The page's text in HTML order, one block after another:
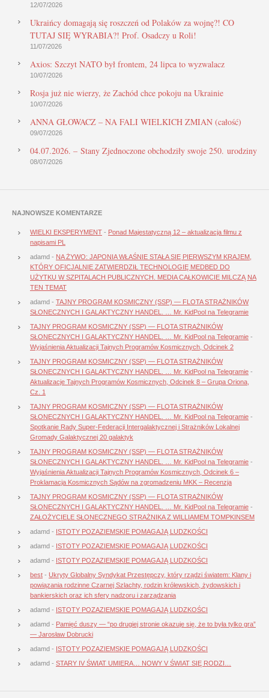
12/07/2026
Ukraińcy domagają się roszczeń od Polaków za wojnę?! CO
TUTAJ SIĘ WYRABIA?! Prof. Osadczy u Roli!
11/07/2026
Axios: Szczyt NATO był frontem, 24 lipca to wyzwalacz
10/07/2026
Rosja już nie wierzy, że Zachód chce pokoju na Ukrainie
10/07/2026
ANNA GŁOWACZ – NA FALI WIELKICH ZMIAN (całość)
09/07/2026
04.07.2026. – Stany Zjednoczone obchodziły swoje 250. urodziny
08/07/2026
NAJNOWSZE KOMENTARZE
WIELKI EKSPERYMENT - Ponad Majestatyczną 12 – aktualizacja filmu z
napisami PL
adamd - NA ŻYWO: JAPONIA WŁAŚNIE STAŁA SIĘ PIERWSZYM KRAJEM,
KTÓRY OFICJALNIE ZATWIERDZIŁ TECHNOLOGIĘ MEDBED DO
UŻYTKU W SZPITALACH PUBLICZNYCH. MEDIA CAŁKOWICIE MILCZĄ NA
TEN TEMAT
adamd - TAJNY PROGRAM KOSMICZNY (SSP) — FLOTA STRAŻNIKÓW
SŁONECZNYCH I GALAKTYCZNY HANDEL. … Mr. KidPool na Telegramie
TAJNY PROGRAM KOSMICZNY (SSP) — FLOTA STRAŻNIKÓW
SŁONECZNYCH I GALAKTYCZNY HANDEL. … Mr. KidPool na Telegramie -
Wyjaśnienia Aktualizacji Tajnych Programów Kosmicznych, Odcinek 2
TAJNY PROGRAM KOSMICZNY (SSP) — FLOTA STRAŻNIKÓW
SŁONECZNYCH I GALAKTYCZNY HANDEL. … Mr. KidPool na Telegramie -
Aktualizacje Tajnych Programów Kosmicznych, Odcinek 8 – Grupa Oriona,
Cz. 1
TAJNY PROGRAM KOSMICZNY (SSP) — FLOTA STRAŻNIKÓW
SŁONECZNYCH I GALAKTYCZNY HANDEL. … Mr. KidPool na Telegramie -
Spotkanie Rady Super-Federacji Intergalaktycznej i Strażników Lokalnej
Gromady Galaktycznej 20 galaktyk
TAJNY PROGRAM KOSMICZNY (SSP) — FLOTA STRAŻNIKÓW
SŁONECZNYCH I GALAKTYCZNY HANDEL. … Mr. KidPool na Telegramie -
Wyjaśnienia Aktualizacji Tajnych Programów Kosmicznych, Odcinek 6 –
Proklamacja Kosmicznych Sądów na zgromadzeniu MKK – Recenzja
TAJNY PROGRAM KOSMICZNY (SSP) — FLOTA STRAŻNIKÓW
SŁONECZNYCH I GALAKTYCZNY HANDEL. … Mr. KidPool na Telegramie -
ZAŁOŻYCIELE SŁONECZNEGO STRAŻNIKA Z WILLIAMEM TOMPKINSEM
adamd - ISTOTY POZAZIEMSKIE POMAGAJĄ LUDZKOŚCI
adamd - ISTOTY POZAZIEMSKIE POMAGAJĄ LUDZKOŚCI
adamd - ISTOTY POZAZIEMSKIE POMAGAJĄ LUDZKOŚCI
best - Ukryty Globalny Syndykat Przestępczy, który rządzi światem: Klany i
powiązania rodzinne Czarnej Szlachty, rodzin królewskich, żydowskich i
bankierskich oraz ich sfery nadzoru i zarządzania
adamd - ISTOTY POZAZIEMSKIE POMAGAJĄ LUDZKOŚCI
adamd - Pamięć duszy — “po drugiej stronie okazuje się, że to była tylko gra”
— Jarosław Dobrucki
adamd - ISTOTY POZAZIEMSKIE POMAGAJĄ LUDZKOŚCI
adamd - STARY IV ŚWIAT UMIERA… NOWY V ŚWIAT SIĘ RODZI…